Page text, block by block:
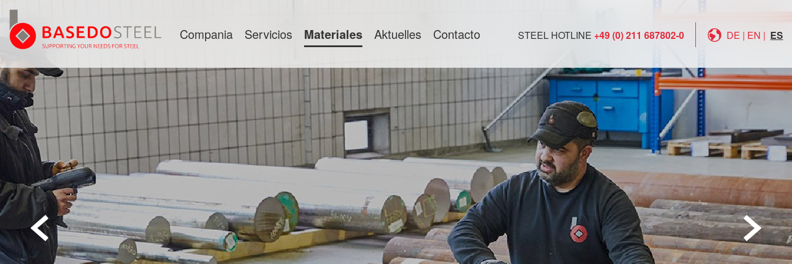
Compania Servicios Materiales Aktuelles Contacto STEEL HOTLINE +49 (0) 211 687802-0 DE | EN | ES